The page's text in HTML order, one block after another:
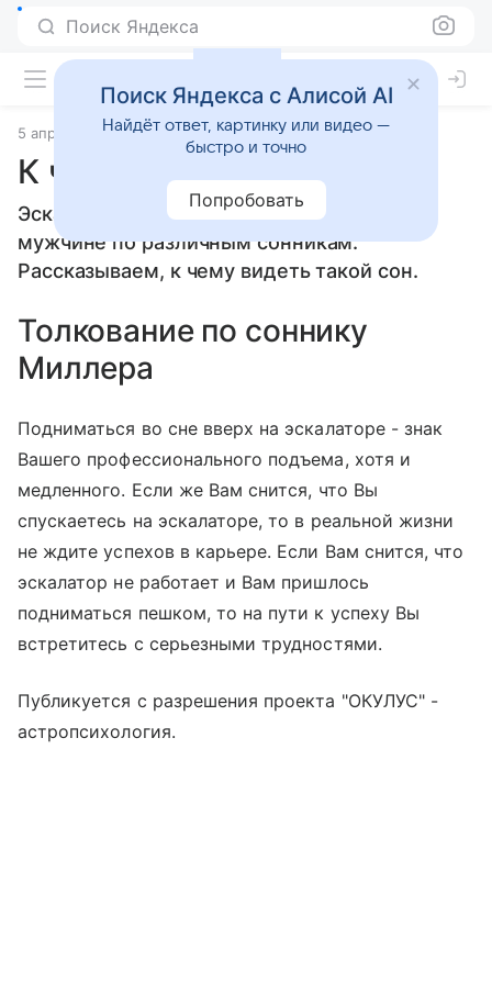
Поиск Яндекса
5 апреля 2010 Сонники
К чему снится Эскалатор
Эскалатор: толкование сна женщине или
мужчине по различным сонникам.
Рассказываем, к чему видеть такой сон.
Толкование по соннику
Миллера
Подниматься во сне вверх на эскалаторе - знак
Вашего профессионального подъема, хотя и
медленного. Если же Вам снится, что Вы
спускаетесь на эскалаторе, то в реальной жизни
не ждите успехов в карьере. Если Вам снится, что
эскалатор не работает и Вам пришлось
подниматься пешком, то на пути к успеху Вы
встретитесь с серьезными трудностями.
Публикуется с разрешения проекта "ОКУЛУС" -
астропсихология.
Поиск Яндекса с Алисой AI
Найдёт ответ, картинку или видео —
быстро и точно
Попробовать